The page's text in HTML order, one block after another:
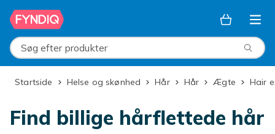
Spring til hovedindhold
Søg efter produkter
Startside Helse og skønhed Hår Hår Ægte Hair
Find billige hårflettede hår